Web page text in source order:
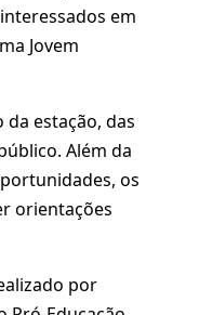
em
Jovem
da estação, das
Além da
os
orientações
por